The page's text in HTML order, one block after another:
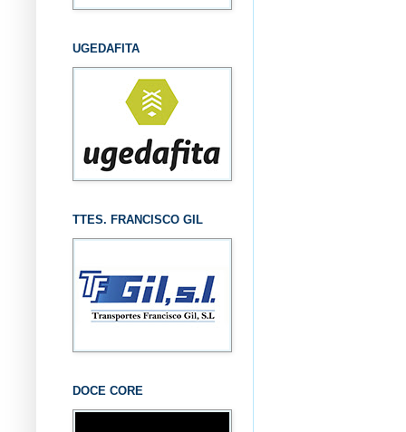
UGEDAFITA
TTES. FRANCISCO GIL
DOCE CORE